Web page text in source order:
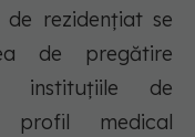
rezidențiat se
de pregătire
instituțiile de
profil medical